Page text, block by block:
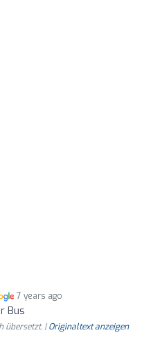
7 years ago
Bus
übersetzt. |Originaltext anzeigen